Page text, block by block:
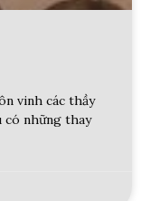
vinh các thầy
có những thay